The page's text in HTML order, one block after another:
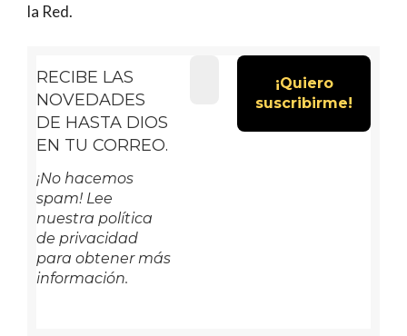
la Red.
RECIBE LAS
NOVEDADES
DE HASTA DIOS
EN TU CORREO.
¡No hacemos
spam! Lee
nuestra política
de privacidad
para obtener más
información.